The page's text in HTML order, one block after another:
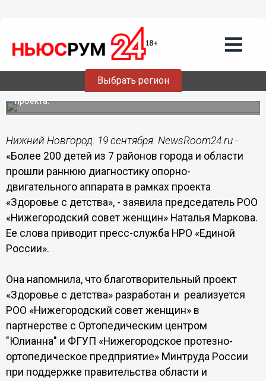
Выбрать регион
диагностику опорно-двигательного
аппарата в рамках проекта «Здоровье с
детства» в Нижегородской области
Председатель РОО «Нижегородский совет женщин»
Наталья Маркова рассказала об итогах выездного
проекта.
Нижний Новгород. 19 сентября. NewsRoom24.ru -
«Более 200 детей из 7 районов города и области
прошли раннюю диагностику опорно-
двигательного аппарата в рамках проекта
«Здоровье с детства», - заявила председатель РОО
«Нижегородский совет женщин» Наталья Маркова.
Ее слова приводит пресс-служба НРО «Единой
России».
Она напомнила, что благотворительный проект
«Здоровье с детства» разработан и реализуется
РОО «Нижегородский совет женщин» в
партнерстве с Ортопедическим центром
"Юлианна" и ФГУП «Нижегородское протезно-
ортопедическое предприятие» Минтруда России
при поддержке правительства области и